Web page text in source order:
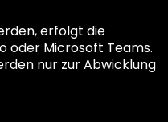
erfolgt die
oder Microsoft Teams.
nur zur Abwicklung